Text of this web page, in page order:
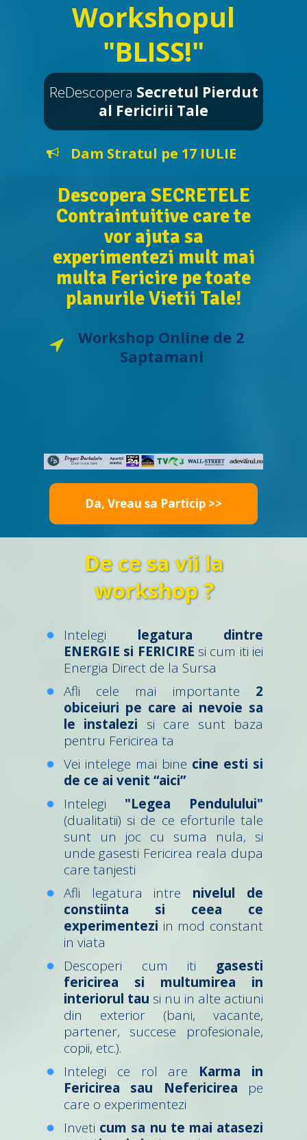
Workshopul
"BLISS!"
ReDescopera Secretul Pierdut
al Fericirii Tale
Dam Stratul pe 17 IULIE
Descopera SECRETELE
Contraintuitive care te
vor ajuta sa
experimentezi mult mai
multa Fericire pe toate
planurile Vietii Tale!
Workshop Online de 2
Saptamani
Da, Vreau sa Particip >>
Intelegi legatura dintre
ENERGIE si FERICIRE si cum iti iei
Energia Direct de la Sursa
Afli cele mai importante 2
obiceiuri pe care ai nevoie sa
le instalezi si care sunt baza
pentru Fericirea ta
Vei intelege mai bine cine esti si
de ce ai venit “aici”
Intelegi "Legea Pendulului"
(dualitatii) si de ce eforturile tale
sunt un joc cu suma nula, si
unde gasesti Fericirea reala dupa
care tanjesti
Afli legatura intre nivelul de
constiinta si ceea ce
experimentezi in mod constant
in viata
Descoperi cum iti gasesti
fericirea si multumirea in
interiorul tau si nu in alte actiuni
din exterior (bani, vacante,
partener, succese profesionale,
copii, etc.).
Intelegi ce rol are Karma in
Fericirea sau Nefericirea pe
care o experimentezi
Inveti cum sa nu te mai atasezi
De ce sa vii la
workshop ?